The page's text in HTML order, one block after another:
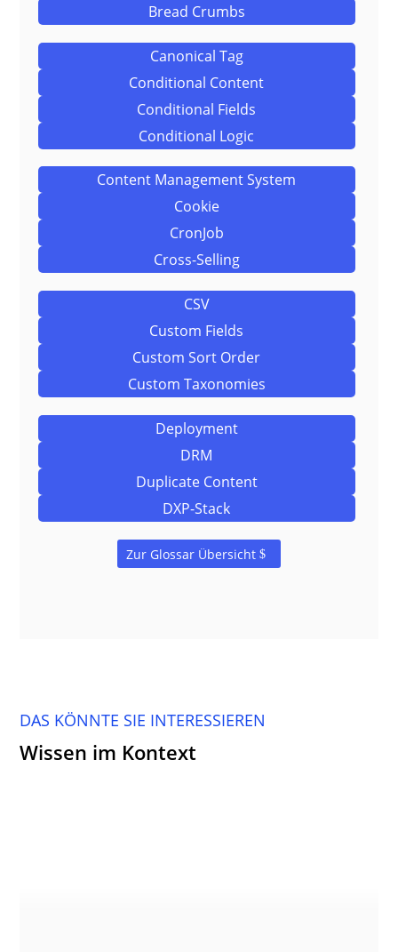
Bread Crumbs
Canonical Tag
Conditional Content
Conditional Fields
Conditional Logic
Content Management System
Cookie
CronJob
Cross-Selling
CSV
Custom Fields
Custom Sort Order
Custom Taxonomies
Deployment
DRM
Duplicate Content
DXP-Stack
Zur Glossar Übersicht
DAS KÖNNTE SIE INTERESSIEREN
Wissen im Kontext